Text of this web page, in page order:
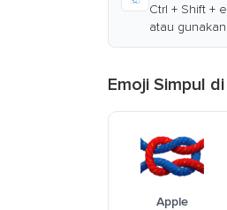
Ctrl + Shift +
atau
Emoji Simpul
Apple